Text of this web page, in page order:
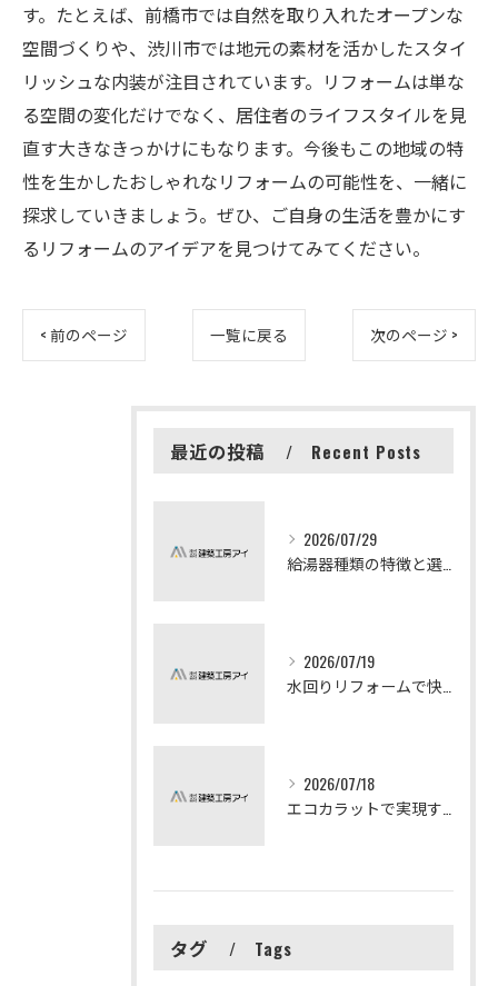
す。たとえば、前橋市では自然を取り入れたオープンな
空間づくりや、渋川市では地元の素材を活かしたスタイ
リッシュな内装が注目されています。リフォームは単な
る空間の変化だけでなく、居住者のライフスタイルを見
直す大きなきっかけにもなります。今後もこの地域の特
性を生かしたおしゃれなリフォームの可能性を、一緒に
探求していきましょう。ぜひ、ご自身の生活を豊かにす
るリフォームのアイデアを見つけてみてください。
< 前のページ 一覧に戻る 次のページ >
最近の投稿 Recent Posts
2026/07/29
2026/07/19
2026/07/18
タグ Tags